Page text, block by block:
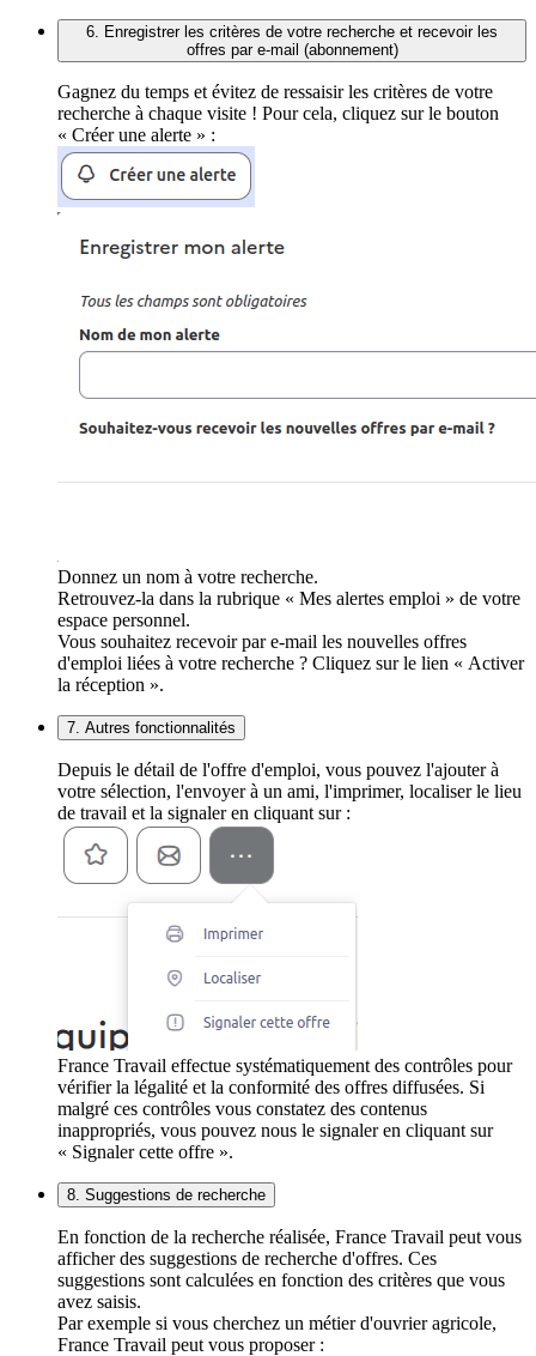
6. Enregistrer les critères de votre recherche et recevoir les
offres par e-mail (abonnement)
Gagnez du temps et évitez de ressaisir les critères de votre
recherche à chaque visite ! Pour cela, cliquez sur le bouton
« Créer une alerte » :
Donnez un nom à votre recherche.
Retrouvez-la dans la rubrique « Mes alertes emploi » de votre
espace personnel.
Vous souhaitez recevoir par e-mail les nouvelles offres
d'emploi liées à votre recherche ? Cliquez sur le lien « Activer
la réception ».
7. Autres fonctionnalités
Depuis le détail de l'offre d'emploi, vous pouvez l'ajouter à
votre sélection, l'envoyer à un ami, l'imprimer, localiser le lieu
de travail et la signaler en cliquant sur :
France Travail effectue systématiquement des contrôles pour
vérifier la légalité et la conformité des offres diffusées. Si
malgré ces contrôles vous constatez des contenus
inappropriés, vous pouvez nous le signaler en cliquant sur
« Signaler cette offre ».
8. Suggestions de recherche
En fonction de la recherche réalisée, France Travail peut vous
afficher des suggestions de recherche d'offres. Ces
suggestions sont calculées en fonction des critères que vous
avez saisis.
Par exemple si vous cherchez un métier d'ouvrier agricole,
France Travail peut vous proposer :